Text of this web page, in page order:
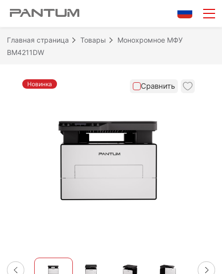
Главная страница Товары
Монохромное МФУ
BM4211DW
Сравнить
Новинка
Очистить Сравнить